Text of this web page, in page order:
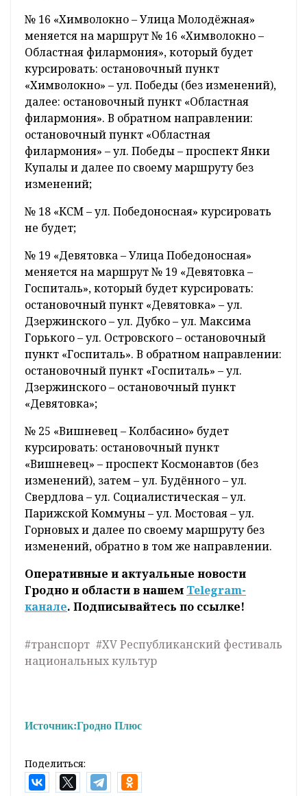
№ 16 «Химволокно – Улица Молодёжная»
меняется на маршрут № 16 «Химволокно –
Областная филармония», который будет
курсировать: остановочный пункт
«Химволокно» – ул. Победы (без изменений),
далее: остановочный пункт «Областная
филармония». В обратном направлении:
остановочный пункт «Областная
филармония» – ул. Победы – проспект Янки
Купалы и далее по своему маршруту без
изменений;
№ 18 «КСМ – ул. Победоносная» курсировать
не будет;
№ 19 «Девятовка – Улица Победоносная»
меняется на маршрут № 19 «Девятовка –
Госпиталь», который будет курсировать:
остановочный пункт «Девятовка» – ул.
Дзержинского – ул. Дубко – ул. Максима
Горького – ул. Островского – остановочный
пункт «Госпиталь». В обратном направлении:
остановочный пункт «Госпиталь» – ул.
Дзержинского – остановочный пункт
«Девятовка»;
№ 25 «Вишневец – Колбасино» будет
курсировать: остановочный пункт
«Вишневец» – проспект Космонавтов (без
изменений), затем – ул. Будённого – ул.
Свердлова – ул. Социалистическая – ул.
Парижской Коммуны – ул. Мостовая – ул.
Горновых и далее по своему маршруту без
изменений, обратно в том же направлении.
Оперативные и актуальные новости
Гродно и области в нашем Telegram-
канале. Подписывайтесь по ссылке!
#транспорт #XV Республиканский фестиваль
национальных культур
Источник:Гродно Плюс
Поделиться: